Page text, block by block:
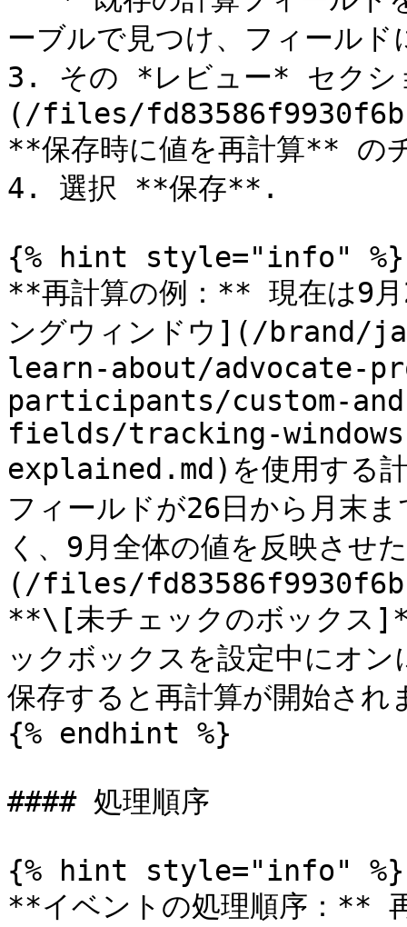
ーブルで見つけ、フィール
3. その *レビュー* セク
(/files/
**保存時に値を再計算** の
4. 選択 **保存**.
{% hint style="info" %}
**再計算の例：** 現在は9
ングウィンドウ](/
learn-about/advocate-
participants/custom-
fields/tracking-
explained.md)を使用する計
フィールドが26日から月末
く、9月全体の値を反映さ
(/files/
**\[未チェックのボックス
ックボックスを設定中にオ
保存すると再計算が開始され
{% endhint %}
#### 処理順序
{% hint style="info" %}
**イベントの処理順序：**